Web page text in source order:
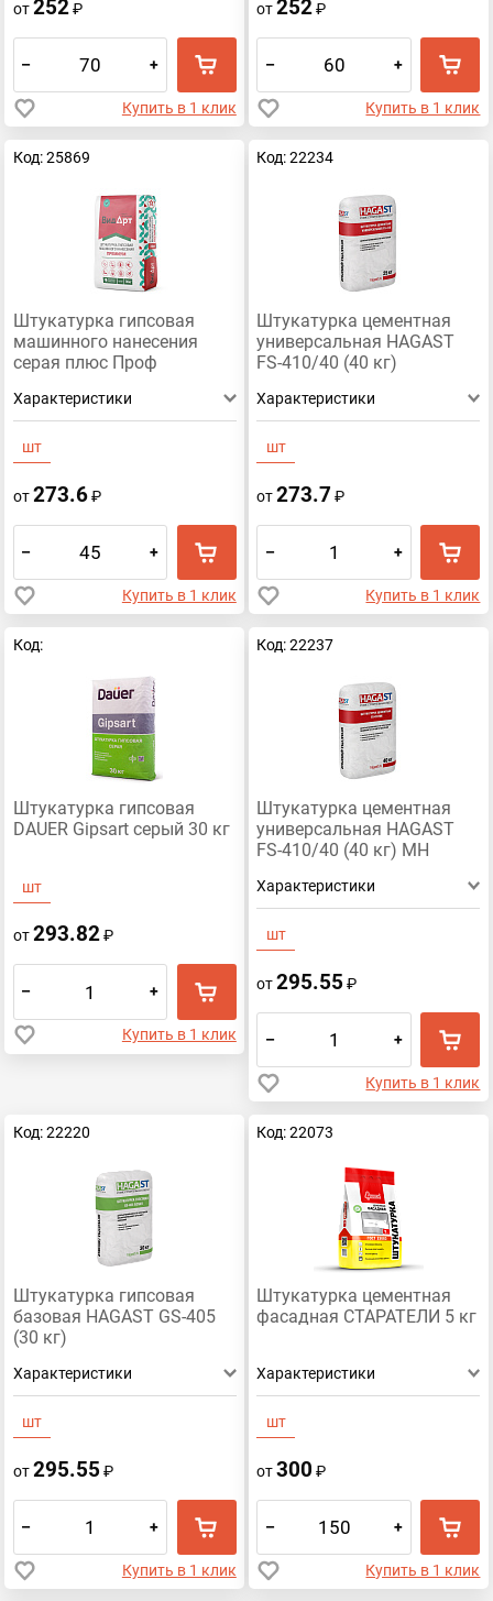
от252₽
– +
Купить в 1 клик
от252₽
– +
Купить в 1 клик
Код: 25869
Штукатурка гипсовая
машинного нанесения
серая плюс Проф
Характеристики
шт
от273.6₽
– +
Купить в 1 клик
Код: 22234
Штукатурка цементная
универсальная HAGAST
FS-410/40 (40 кг)
Характеристики
шт
от273.7₽
– +
Купить в 1 клик
Код:
Штукатурка гипсовая
DAUER Gipsart серый 30 кг
шт
от293.82₽
– +
Купить в 1 клик
Код: 22237
Штукатурка цементная
универсальная HAGAST
FS-410/40 (40 кг) МН
Характеристики
шт
от295.55 ₽
– +
Купить в 1 клик
Код: 22220
Штукатурка гипсовая
базовая HAGAST GS-405
(30 кг)
Характеристики
шт
от295.55 ₽
– +
Купить в 1 клик
Код: 22073
Штукатурка цементная
фасадная СТАРАТЕЛИ 5 кг
Характеристики
шт
от300 ₽
– +
Купить в 1 клик